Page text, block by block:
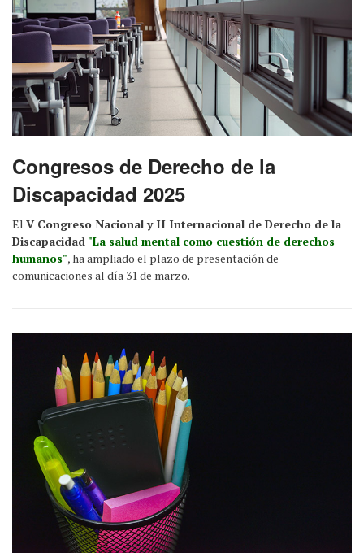
Congresos de Derecho de la
Discapacidad 2025
El V Congreso Nacional y II Internacional de Derecho de la
Discapacidad "La salud mental como cuestión de derechos
humanos", ha ampliado el plazo de presentación de
comunicaciones al día 31 de marzo.